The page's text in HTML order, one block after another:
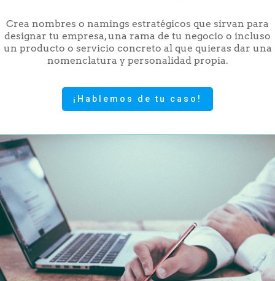
Crea nombres o namings estratégicos que sirvan para
designar tu empresa, una rama de tu negocio o incluso
un producto o servicio concreto al que quieras dar una
nomenclatura y personalidad propia.
¡Hablemos de tu caso!